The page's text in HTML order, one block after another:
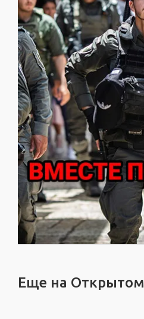
Еще на Открытом